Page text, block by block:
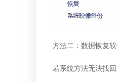
方法二：数据恢复
若系统方法无法找